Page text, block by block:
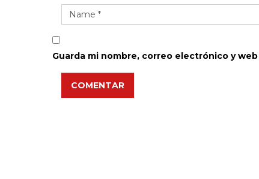
Guarda mi nombre, correo electrónico y
COMENTAR